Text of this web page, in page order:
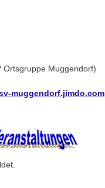
Ortsgruppe Muggendorf)
muggendorf.jimdo.com